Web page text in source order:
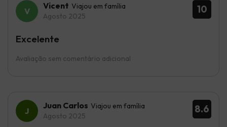
10
Vicent Viajou em família
Agosto 2025
Avaliação sem comentário adicional
Excelente
8.6
Juan Carlos Viajou em família
Agosto 2025